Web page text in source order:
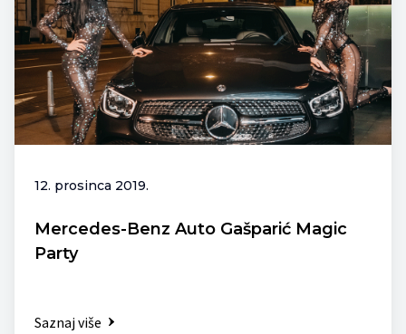
12. prosinca 2019.
Mercedes-Benz Auto Gašparić Magic
Party
Saznaj više